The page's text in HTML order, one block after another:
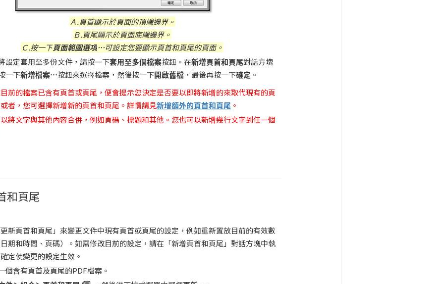
Ａ.頁首顯示於頁面的頂端邊界。
Ｂ.頁尾顯示於頁面底端邊界。
Ｃ.按一下頁面範圍選項…可設定您要顯示頁首和頁尾的頁面。
設定套用至多份文件，請按一下套用至多個檔案按鈕。在新增頁首和頁尾對話方塊
一下新增檔案…按鈕來選擇檔案，然後按一下開啟舊檔，最後再按一下確定 。
前的檔案已含有頁首或頁尾，便會提示您決定是否要以即將新增的來取代現有的頁
者，您可選擇新增新的頁首和頁尾。詳情請見新增額外的頁首和頁尾 。
將文字與其他內容合併，例如頁碼、標題和其他。您也可以新增幾行文字到任一個
和頁尾
新頁首和頁尾」來變更文件中現有頁首或頁尾的設定，例如重新置放目前的有效數
期和時間、頁碼）。如需修改目前的設定，請在「新增頁首和頁尾」對話方塊中執
定使變更的設定生效。
個含有頁首及頁尾的PDF檔案。